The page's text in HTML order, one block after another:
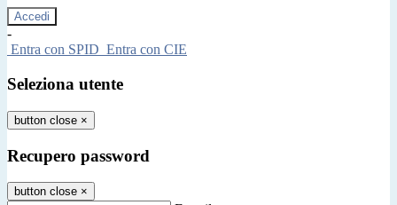
-
Entra con SPID Entra con CIE
Seleziona utente
button close ×
Recupero password
button close ×